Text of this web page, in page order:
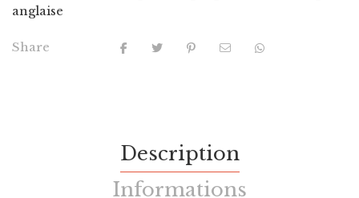
anglaise
Share
Description
Informations